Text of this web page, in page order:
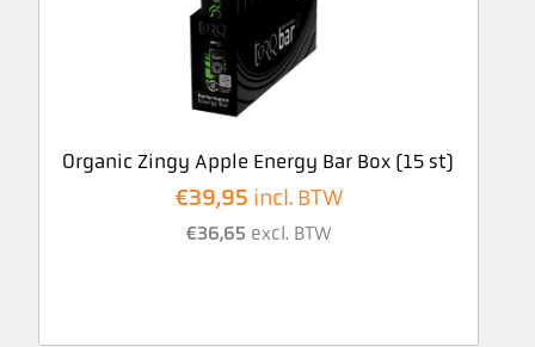
Organic Zingy Apple Energy Bar Box (15 st)
€39,95 incl. BTW
€36,65 excl. BTW